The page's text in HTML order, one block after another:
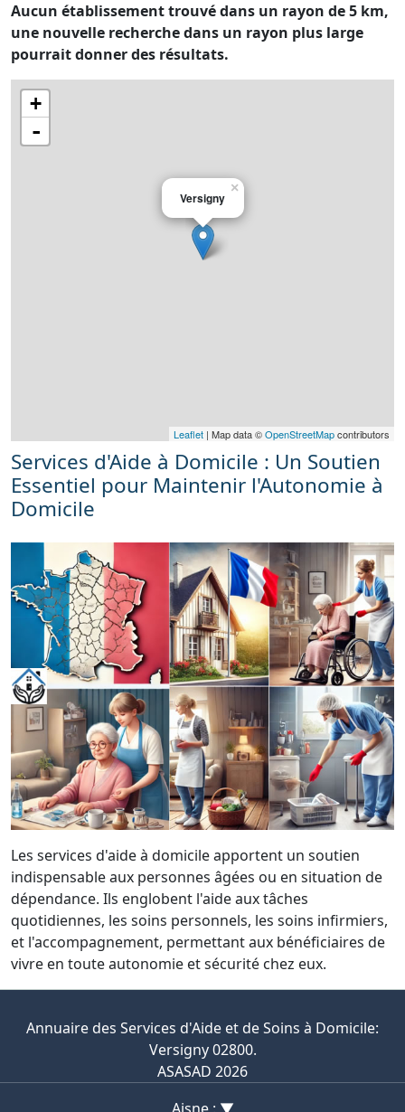
Aucun établissement trouvé dans un rayon de 5 km,
une nouvelle recherche dans un rayon plus large
pourrait donner des résultats.
×
Versigny
+
-
Leaflet | Map data ©OpenStreetMapcontributors
Services d'Aide à Domicile : Un Soutien
Essentiel pour Maintenir l'Autonomie à
Domicile
Les services d'aide à domicile apportent un soutien
indispensable aux personnes âgées ou en situation de
dépendance. Ils englobent l'aide aux tâches
quotidiennes, les soins personnels, les soins infirmiers,
et l'accompagnement, permettant aux bénéficiaires de
vivre en toute autonomie et sécurité chez eux.
Annuaire des Services d'Aide et de Soins à Domicile:
Versigny 02800.
ASASAD 2026